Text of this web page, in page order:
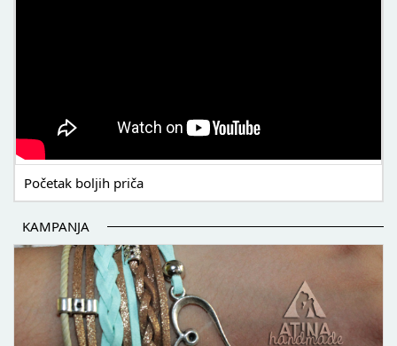
Početak boljih priča
KAMPANJA